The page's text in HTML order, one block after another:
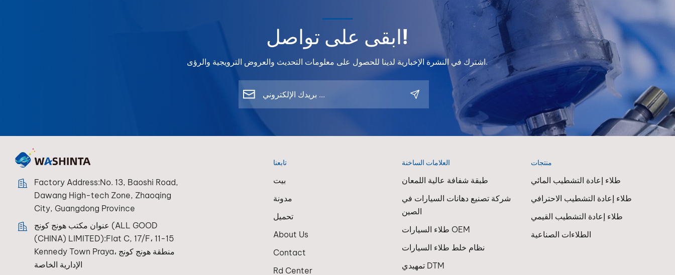
ابقى على تواصل!
اشترك في النشرة الإخبارية لدينا للحصول على معلومات التحديث والعروض الترويجية والرؤى.
Factory Address:No. 13, Baoshi Road,
Dawang High-tech Zone, Zhaoqing
City, Guangdong Province
عنوان مكتب هونج كونج (ALL GOOD
(CHINA) LIMITED):Flat C, 17/F، 11-15
Kennedy Town Praya، منطقة هونج كونج
الإدارية الخاصة
منتجات
طلاء إعادة التشطيب المائي
طلاء إعادة التشطيب الاحترافي
طلاء إعادة التشطيب القيمي
الطلاءات الصناعية
العلامات الساخنة
طبقة شفافة عالية اللمعان
شركة تصنيع دهانات السيارات في
الصين
طلاء السيارات OEM
نظام خلط طلاء السيارات
تمهيدي DTM
تابعنا
بيت
مدونة
تحميل
About Us
Contact
Rd Center